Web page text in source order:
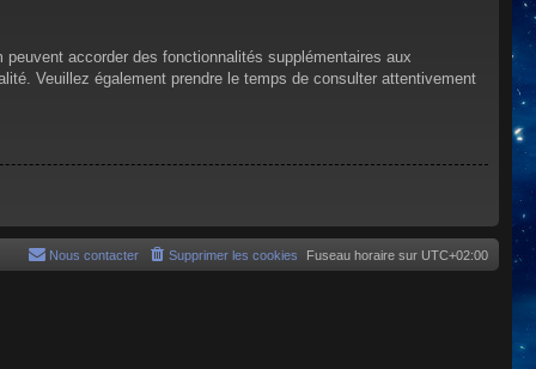
accorder des fonctionnalités supplémentaires aux
Veuillez également prendre le temps de consulter attentivement
Fuseau horaire sur UTC+02:00
Supprimer les cookies
Nous contacter